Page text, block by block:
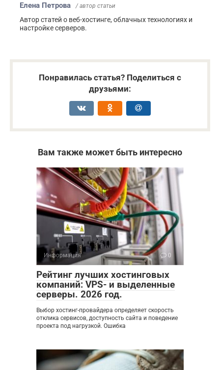
Елена Петрова / автор статьи
Автор статей о веб-хостинге, облачных технологиях и
настройке серверов.
Понравилась статья? Поделиться с
друзьями:
Вам также может быть интересно
Информация 0
Рейтинг лучших хостинговых
компаний: VPS- и выделенные
серверы. 2026 год.
Выбор хостинг-провайдера определяет скорость
отклика сервисов, доступность сайта и поведение
проекта под нагрузкой. Ошибка